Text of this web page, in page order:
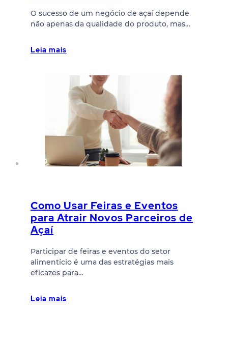
O sucesso de um negócio de açaí depende
não apenas da qualidade do produto, mas…
Leia mais
Como Usar Feiras e Eventos
para Atrair Novos Parceiros de
Açaí
Participar de feiras e eventos do setor
alimentício é uma das estratégias mais
eficazes para…
Leia mais